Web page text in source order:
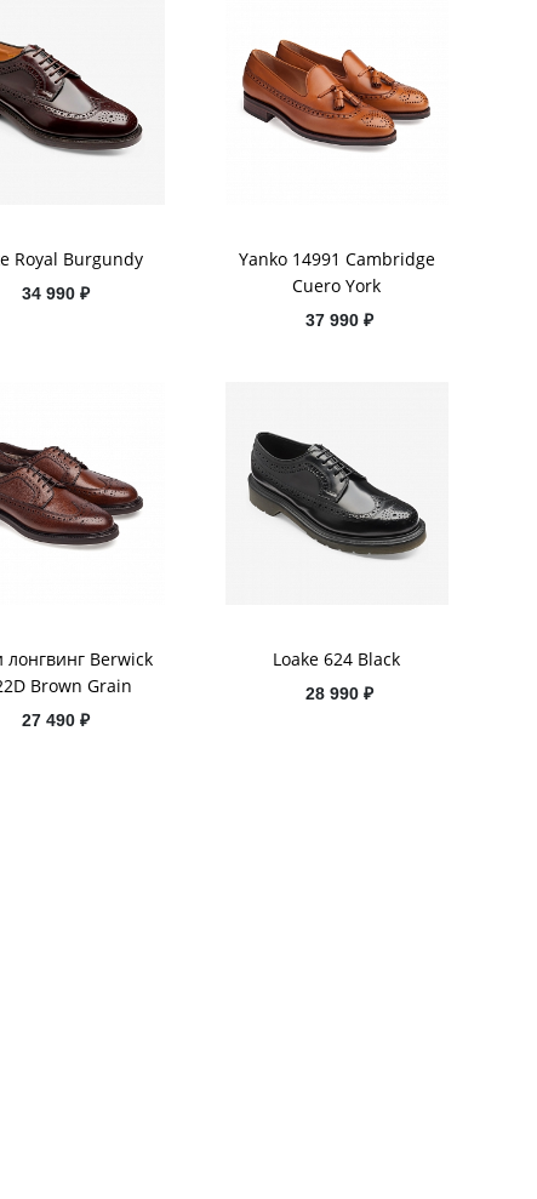
Royal Burgundy
34 990 ₽
Yanko 14991 Cambridge
Cuero York
37 990 ₽
лонгвинг Berwick
Brown Grain
27 490 ₽
Loake 624 Black
28 990 ₽